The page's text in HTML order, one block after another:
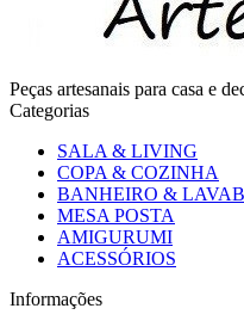
Peças artesanais para casa e
Categorias
SALA & LIVING
COPA & COZINHA
BANHEIRO &
MESA POSTA
AMIGURUMI
ACESSÓRIOS
Informações